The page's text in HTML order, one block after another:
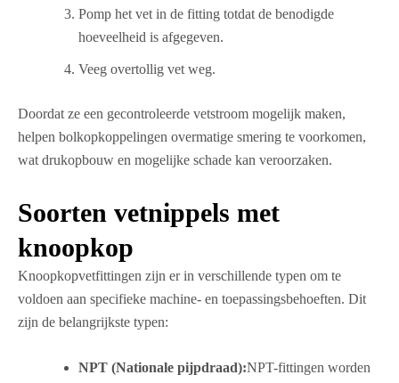
Pomp het vet in de fitting totdat de benodigde
hoeveelheid is afgegeven.
Veeg overtollig vet weg.
Doordat ze een gecontroleerde vetstroom mogelijk maken,
helpen bolkopkoppelingen overmatige smering te voorkomen,
wat drukopbouw en mogelijke schade kan veroorzaken.
Soorten vetnippels met
knoopkop
Knoopkopvetfittingen zijn er in verschillende typen om te
voldoen aan specifieke machine- en toepassingsbehoeften. Dit
zijn de belangrijkste typen:
NPT (Nationale pijpdraad):NPT-fittingen worden